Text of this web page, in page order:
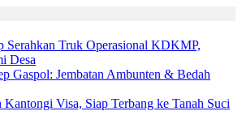
Serahkan Truk Operasional KDKMP,
Desa
Gaspol: Jembatan Ambunten & Bedah
Kantongi Visa, Siap Terbang ke Tanah Suci